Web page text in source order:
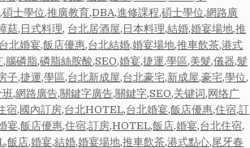
,碩士學位,推廣教育,DBA,進修課程,碩士學位,網路廣
菇, 日式料理, 台北居酒屋, 日本料理,結婚,婚宴場地,推
台北婚宴,飯店優惠,台北結婚,婚宴場地,推車飲茶,港式
,腦磷脂,磷脂絲胺酸,SEO,婚宴,捷運,學區,美髮,儀器,髮
子,捷運,學區,台北新成屋,台北豪宅,新成屋,豪宅,學位,
班,網路廣告,關鍵字廣告,關鍵字,SEO,关键词, 网络广
宿, 國內訂房,台北HOTEL,台北婚宴,飯店優惠,住宿,訂
宴,飯店優惠,住宿,訂房,HOTEL,飯店,婚宴,台北住宿,
,飯店,婚宴,結婚,婚宴場地,推車飲茶,港式點心,尾牙春